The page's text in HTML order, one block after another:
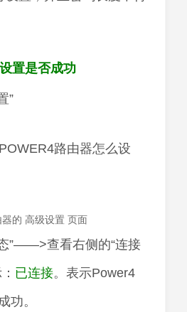
置是否成功
”
的 高级设置 页面
”——>查看右侧的“连接
已连接。表示Power4
功。